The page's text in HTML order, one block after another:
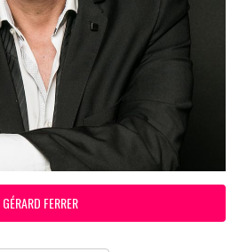
GÉRARD FERRER